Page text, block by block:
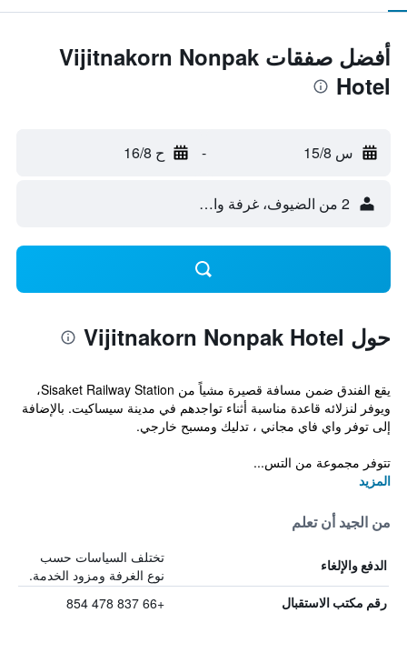
أفضل صفقات Vijitnakorn Nonpak
Hotel
س 15/8 - ح 16/8
2 من الضيوف، غرفة واحدة
حول Vijitnakorn Nonpak Hotel
يقع الفندق ضمن مسافة قصيرة مشياً من Sisaket Railway Station،
ويوفر لنزلائه قاعدة مناسبة أثناء تواجدهم في مدينة سيساكيت. بالإضافة
إلى توفر واي فاي مجاني ، تدليك ومسبح خارجي.
تتوفر مجموعة من التس...
المزيد
من الجيد أن تعلم
الدفع والإلغاء
تختلف السياسات حسب
نوع الغرفة ومزود الخدمة.
رقم مكتب الاستقبال +66 837 478 854